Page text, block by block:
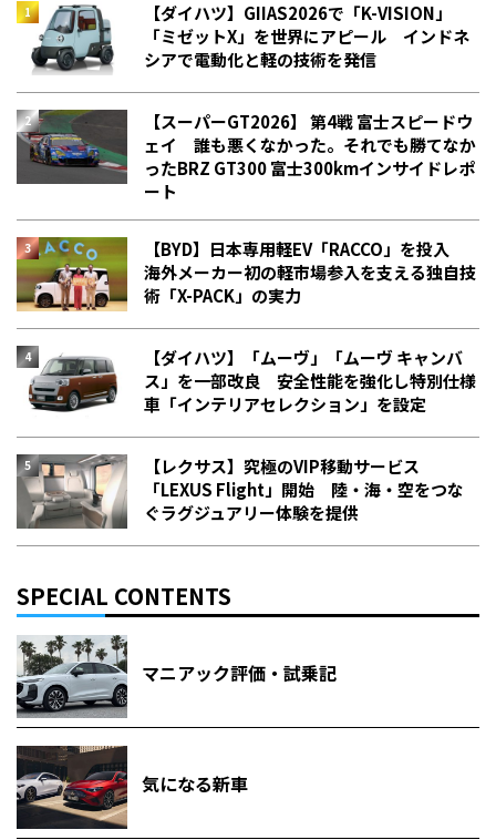
【ダイハツ】GIIAS2026で「K-VISION」
「ミゼットX」を世界にアピール インドネ
シアで電動化と軽の技術を発信
【スーパーGT2026】 第4戦 富士スピードウ
ェイ 誰も悪くなかった。それでも勝てなか
った――BRZ GT300 富士300kmインサイドレポ
ート
【BYD】日本専用軽EV「RACCO」を投入
海外メーカー初の軽市場参入を支える独自技
術「X-PACK」の実力
【ダイハツ】「ムーヴ」「ムーヴ キャンバ
ス」を一部改良 安全性能を強化し特別仕様
車「インテリアセレクション」を設定
【レクサス】究極のVIP移動サービス
「LEXUS Flight」開始 陸・海・空をつな
ぐラグジュアリー体験を提供
SPECIAL CONTENTS
マニアック評価・試乗記
気になる新車